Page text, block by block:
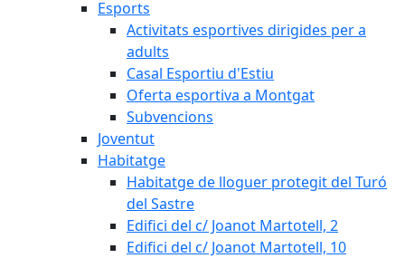
Esports
Activitats esportives dirigides per a
adults
Casal Esportiu d'Estiu
Oferta esportiva a Montgat
Subvencions
Joventut
Habitatge
Habitatge de lloguer protegit del Turó
del Sastre
Edifici del c/ Joanot Martotell, 2
Edifici del c/ Joanot Martotell, 10